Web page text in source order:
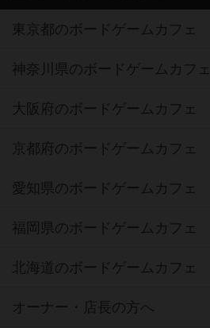
東京都のボードゲームカフェ
神奈川県のボードゲームカフェ
大阪府のボードゲームカフェ
京都府のボードゲームカフェ
愛知県のボードゲームカフェ
福岡県のボードゲームカフェ
北海道のボードゲームカフェ
オーナー・店長の方へ